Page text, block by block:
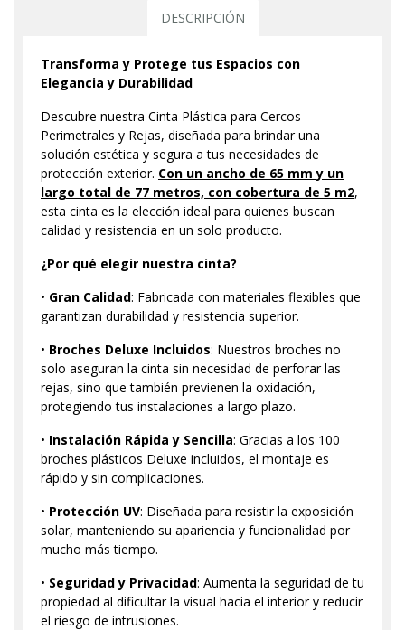
DESCRIPCIÓN
Transforma y Protege tus Espacios con
Elegancia y Durabilidad
Descubre nuestra Cinta Plástica para Cercos
Perimetrales y Rejas, diseñada para brindar una
solución estética y segura a tus necesidades de
protección exterior. Con un ancho de 65 mm y un
largo total de 77 metros, con cobertura de 5 m2,
esta cinta es la elección ideal para quienes buscan
calidad y resistencia en un solo producto.
¿Por qué elegir nuestra cinta?
• Gran Calidad: Fabricada con materiales flexibles que
garantizan durabilidad y resistencia superior.
• Broches Deluxe Incluidos: Nuestros broches no
solo aseguran la cinta sin necesidad de perforar las
rejas, sino que también previenen la oxidación,
protegiendo tus instalaciones a largo plazo.
• Instalación Rápida y Sencilla: Gracias a los 100
broches plásticos Deluxe incluidos, el montaje es
rápido y sin complicaciones.
• Protección UV: Diseñada para resistir la exposición
solar, manteniendo su apariencia y funcionalidad por
mucho más tiempo.
• Seguridad y Privacidad: Aumenta la seguridad de tu
propiedad al dificultar la visual hacia el interior y reducir
el riesgo de intrusiones.